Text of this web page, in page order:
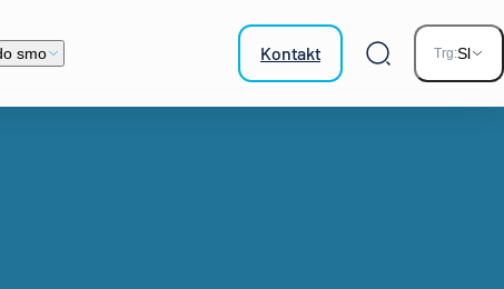
smo Kontakt
Iskalnik
Trg:Sl